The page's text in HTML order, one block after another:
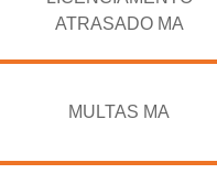
ATRASADO MA
MULTAS MA